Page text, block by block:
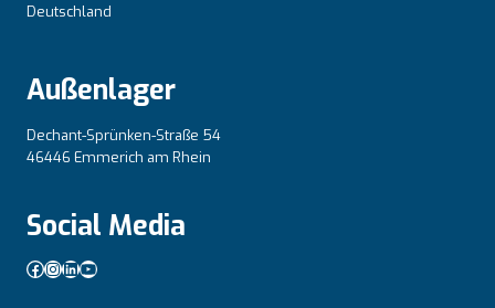
Deutschland
Außenlager
Dechant-Sprünken-Straße 54
46446 Emmerich am Rhein
Social Media
Facebook
Instagram
LinkedIn
YouTube